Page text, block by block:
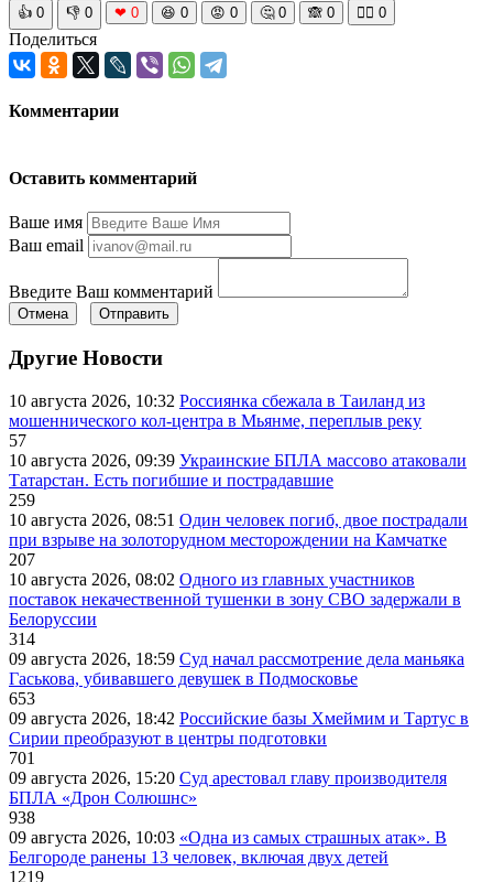
👍 0 👎 0 ❤ 0 😆 0 😡 0 🤔 0 🙈 0 🧘‍♀️ 0
Поделиться
Комментарии
Оставить комментарий
Ваше имя
Ваш email
Введите Ваш комментарий
Отмена Отправить
Другие Новости
10 августа 2026, 10:32 Россиянка сбежала в Таиланд из
мошеннического кол-центра в Мьянме, переплыв реку
57
10 августа 2026, 09:39 Украинские БПЛА массово атаковали
Татарстан. Есть погибшие и пострадавшие
259
10 августа 2026, 08:51 Один человек погиб, двое пострадали
при взрыве на золоторудном месторождении на Камчатке
207
10 августа 2026, 08:02 Одного из главных участников
поставок некачественной тушенки в зону СВО задержали в
Белоруссии
314
09 августа 2026, 18:59 Суд начал рассмотрение дела маньяка
Гаськова, убивавшего девушек в Подмосковье
653
09 августа 2026, 18:42 Российские базы Хмеймим и Тартус в
Сирии преобразуют в центры подготовки
701
09 августа 2026, 15:20 Суд арестовал главу производителя
БПЛА «Дрон Солюшнс»
938
09 августа 2026, 10:03 «Одна из самых страшных атак». В
Белгороде ранены 13 человек, включая двух детей
1219